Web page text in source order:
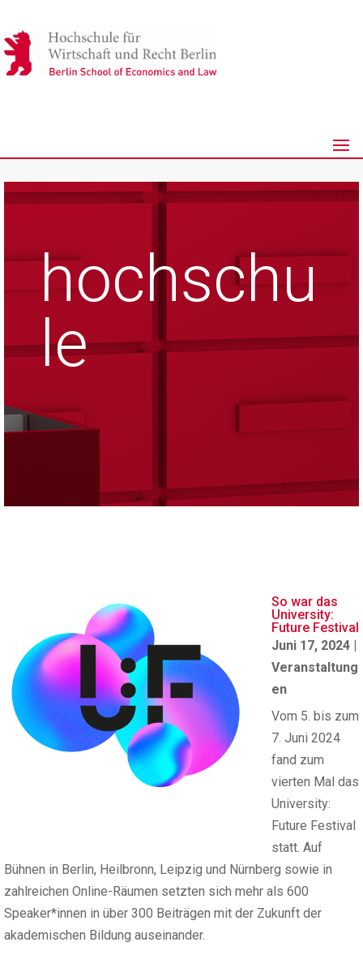
hochschu
le
So war das
University:
Future Festival
Juni 17, 2024 |
Veranstaltung
en
Vom 5. bis zum
7. Juni 2024
fand zum
vierten Mal das
University:
Future Festival
statt. Auf
Bühnen in Berlin, Heilbronn, Leipzig und Nürnberg sowie in
zahlreichen Online-Räumen setzten sich mehr als 600
Speaker*innen in über 300 Beiträgen mit der Zukunft der
akademischen Bildung auseinander.